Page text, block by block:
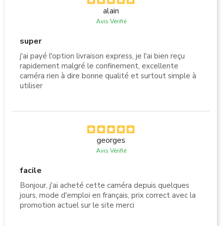
alain
Avis Vérifié
super
j'ai payé l'option livraison express, je l'ai bien reçu
rapidement malgré le confinement, excellente
caméra rien à dire bonne qualité et surtout simple à
utiliser
georges
Avis Vérifié
facile
Bonjour, j'ai acheté cette caméra depuis quelques
jours, mode d'emploi en français, prix correct avec la
promotion actuel sur le site merci